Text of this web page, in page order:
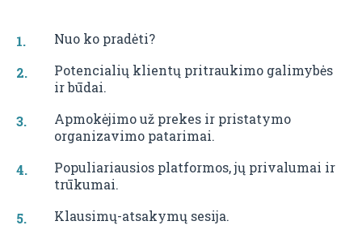
Nuo ko pradėti?
Potencialių klientų pritraukimo galimybės
ir būdai.
Apmokėjimo už prekes ir pristatymo
organizavimo patarimai.
Populiariausios platformos, jų privalumai ir
trūkumai.
Klausimų-atsakymų sesija.